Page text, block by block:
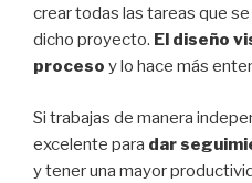
crear todas las tareas que
dicho proyecto. El diseño
proceso y lo hace más
Si trabajas de manera
excelente para dar
y tener una mayor